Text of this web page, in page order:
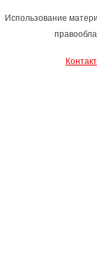
Использование